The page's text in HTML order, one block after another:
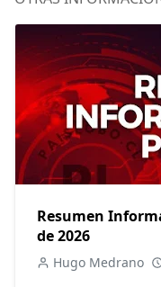
Resumen
de 2026
Hugo Medrano